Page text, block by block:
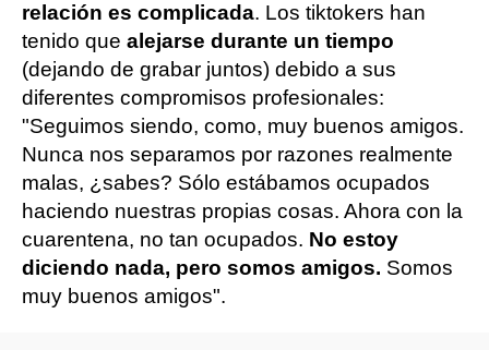
relación es complicada. Los tiktokers han
tenido que alejarse durante un tiempo
(dejando de grabar juntos) debido a sus
diferentes compromisos profesionales:
"Seguimos siendo, como, muy buenos amigos.
Nunca nos separamos por razones realmente
malas, ¿sabes? Sólo estábamos ocupados
haciendo nuestras propias cosas. Ahora con la
cuarentena, no tan ocupados. No estoy
diciendo nada, pero somos amigos. Somos
muy buenos amigos".